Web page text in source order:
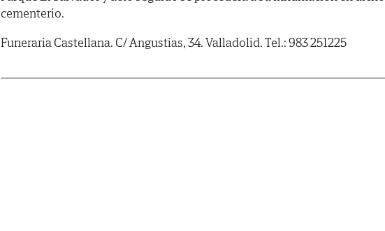
cementerio.
Funeraria Castellana. C/ Angustias, 34. Valladolid. Tel.: 983 251225